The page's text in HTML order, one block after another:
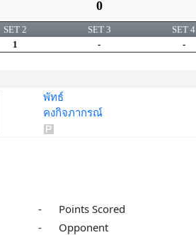
0
SET 2 SET 3 SET 4
1 - -
พัทธ์
คงกิจภากรณ์
- Points Scored
- Opponent